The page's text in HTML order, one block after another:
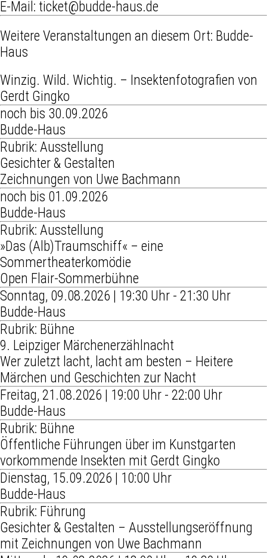
E-Mail: ticket@budde-haus.de
Weitere Veranstaltungen an diesem Ort: Budde-
Haus
Winzig. Wild. Wichtig. – Insektenfotografien von
Gerdt Gingko
noch bis 30.09.2026
Budde-Haus
Rubrik: Ausstellung
Gesichter & Gestalten
Zeichnungen von Uwe Bachmann
noch bis 01.09.2026
Budde-Haus
Rubrik: Ausstellung
»Das (Alb)Traumschiff« – eine
Sommertheaterkomödie
Open Flair-Sommerbühne
Sonntag, 09.08.2026 | 19:30 Uhr - 21:30 Uhr
Budde-Haus
Rubrik: Bühne
9. Leipziger Märchenerzählnacht
Wer zuletzt lacht, lacht am besten – Heitere
Märchen und Geschichten zur Nacht
Freitag, 21.08.2026 | 19:00 Uhr - 22:00 Uhr
Budde-Haus
Rubrik: Bühne
Öffentliche Führungen über im Kunstgarten
vorkommende Insekten mit Gerdt Gingko
Dienstag, 15.09.2026 | 10:00 Uhr
Budde-Haus
Rubrik: Führung
Gesichter & Gestalten – Ausstellungseröffnung
mit Zeichnungen von Uwe Bachmann